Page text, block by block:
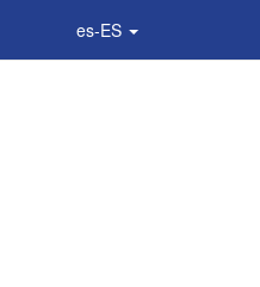
es-ES